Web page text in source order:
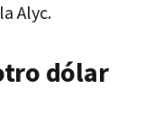
Alyc.
dólar